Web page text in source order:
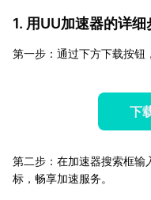
1. 用UU加速器的详细
第一步：通过下方下载按钮
下
第二步：在加速器搜索框输
标，畅享加速服务。